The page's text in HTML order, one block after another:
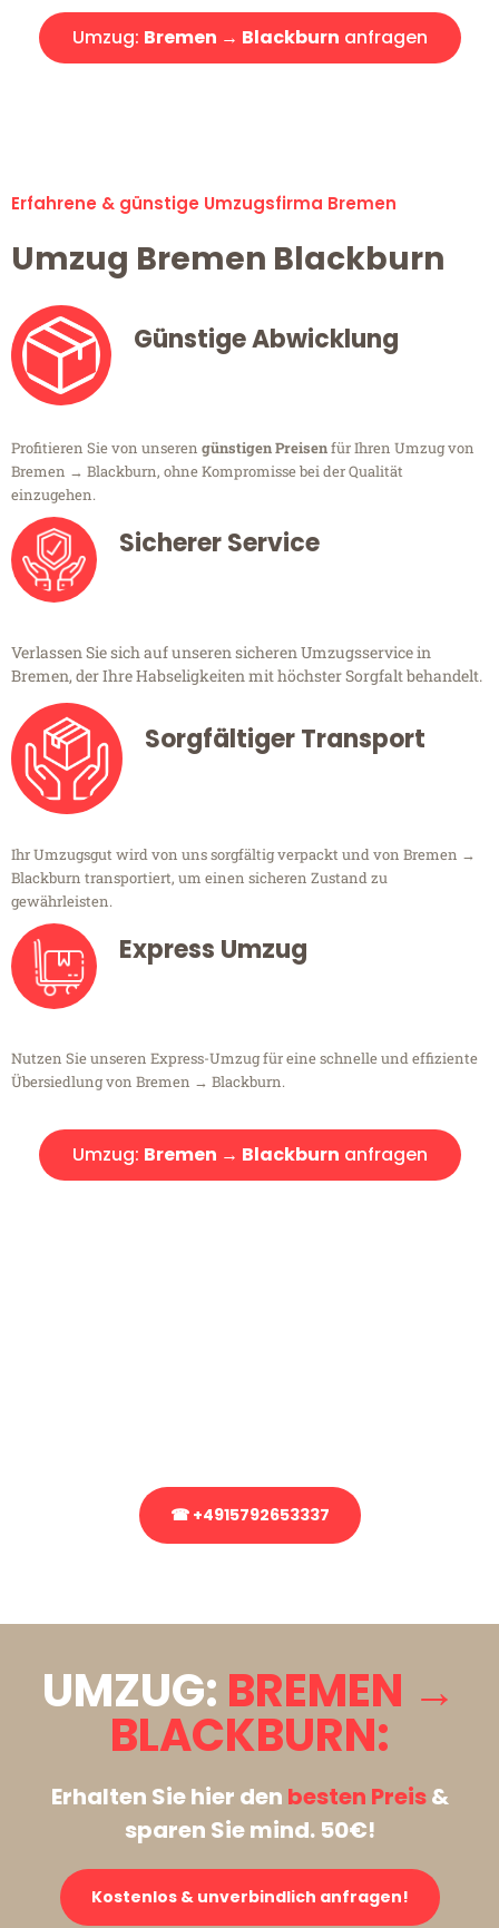
Umzug: Bremen → Blackburn anfragen
Erfahrene & günstige Umzugsfirma Bremen
Umzug Bremen Blackburn
Günstige Abwicklung
Profitieren Sie von unseren günstigen Preisenfür Ihren Umzug von
Bremen → Blackburn, ohne Kompromisse bei der Qualität
einzugehen.
Sicherer Service
Verlassen Sie sich auf unseren sicheren Umzugsservice in
Bremen, der Ihre Habseligkeiten mit höchster Sorgfalt behandelt.
Sorgfältiger Transport
Ihr Umzugsgut wird von uns sorgfältig verpackt und von Bremen →
Blackburn transportiert, um einen sicheren Zustand zu
gewährleisten.
Express Umzug
Nutzen Sie unseren Express-Umzug für eine schnelle und effiziente
Übersiedlung von Bremen → Blackburn.
Umzug: Bremen → Blackburn anfragen
☎ +4915792653337
UMZUG: BREMEN →
BLACKBURN:
Erhalten Sie hier den besten Preis&
sparen Sie mind. 50€!
Kostenlos & unverbindlich anfragen!